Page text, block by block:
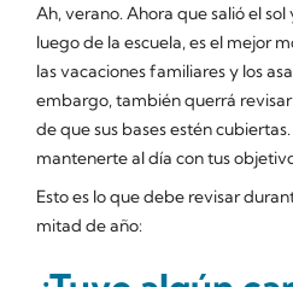
Ah, verano. Ahora que salió el sol
luego de la escuela, es el mejor
las vacaciones familiares y los
embargo, también querrá
de que sus bases estén
mantenerte al día con tus
Esto es lo que debe revisar
mitad de año: